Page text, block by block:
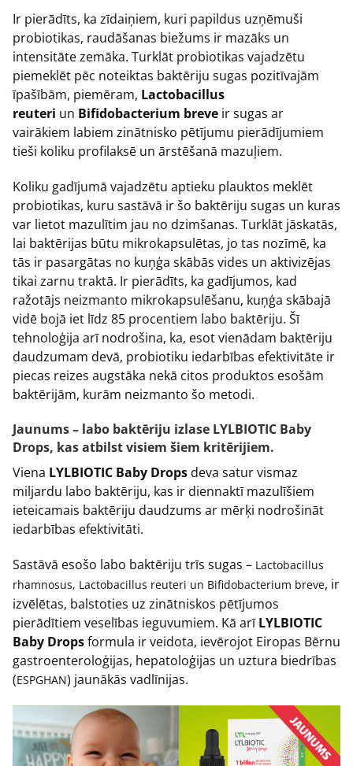
Ir pierādīts, ka zīdaiņiem, kuri papildus uzņēmuši
probiotikas, raudāšanas biežums ir mazāks un
intensitāte zemāka. Turklāt probiotikas vajadzētu
piemeklēt pēc noteiktas baktēriju sugas pozitīvajām
īpašībām, piemēram, Lactobacillus
reuteri un Bifidobacterium breve ir sugas ar
vairākiem labiem zinātnisko pētījumu pierādījumiem
tieši koliku profilaksē un ārstēšanā mazuļiem.
Koliku gadījumā vajadzētu aptieku plauktos meklēt
probiotikas, kuru sastāvā ir šo baktēriju sugas un kuras
var lietot mazulītim jau no dzimšanas. Turklāt jāskatās,
lai baktērijas būtu mikrokapsulētas, jo tas nozīmē, ka
tās ir pasargātas no kuņģa skābās vides un aktivizējas
tikai zarnu traktā. Ir pierādīts, ka gadījumos, kad
ražotājs neizmanto mikrokapsulēšanu, kuņģa skābajā
vidē bojā iet līdz 85 procentiem labo baktēriju. Šī
tehnoloģija arī nodrošina, ka, esot vienādam baktēriju
daudzumam devā, probiotiku iedarbības efektivitāte ir
piecas reizes augstāka nekā citos produktos esošām
baktērijām, kurām neizmanto šo metodi.
Jaunums – labo baktēriju izlase LYLBIOTIC Baby
Drops, kas atbilst visiem šiem kritērijiem.
Viena LYLBIOTIC Baby Drops deva satur vismaz
miljardu labo baktēriju, kas ir diennaktī mazulīšiem
ieteicamais baktēriju daudzums ar mērķi nodrošināt
iedarbības efektivitāti.
Sastāvā esošo labo baktēriju trīs sugas – Lactobacillus
rhamnosus, Lactobacillus reuteri un Bifidobacterium breve, ir
izvēlētas, balstoties uz zinātniskos pētījumos
pierādītiem veselības ieguvumiem. Kā arīLYLBIOTIC
Baby Dropsformula ir veidota, ievērojot Eiropas Bērnu
gastroenteroloģijas, hepatoloģijas un uztura biedrības
(ESPGHAN) jaunākās vadlīnijas.